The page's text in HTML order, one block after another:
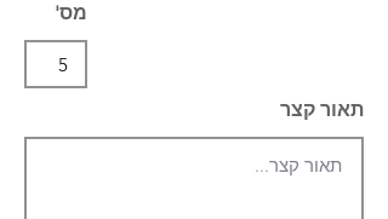
מס'
תאור קצר